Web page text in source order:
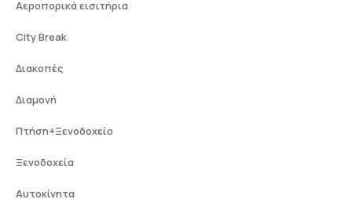
Αεροπορικά εισιτήρια
City Break
Διακοπές
Διαμονή
Πτήση+Ξενοδοχείο
Ξενοδοχεία
Αυτοκίνητα